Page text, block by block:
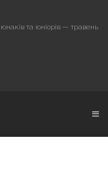
та юніорів — травень